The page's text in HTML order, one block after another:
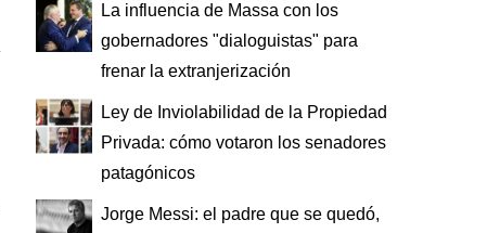
La influencia de Massa con los
gobernadores "dialoguistas" para
frenar la extranjerización
Ley de Inviolabilidad de la Propiedad
Privada: cómo votaron los senadores
patagónicos
Jorge Messi: el padre que se quedó,